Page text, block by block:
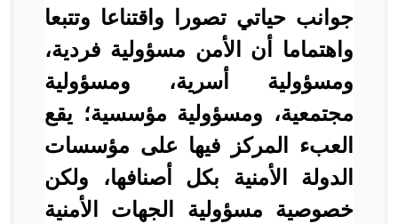
جوانب حياتي تصورا واقتناعا وتتبعا
واهتماما أن الأمن مسؤولية فردية،
ومسؤولية أسرية، ومسؤولية
مجتمعية، ومسؤولية مؤسسية؛ يقع
العبء المركز فيها على مؤسسات
الدولة الأمنية بكل أصنافها، ولكن
خصوصية مسؤولية الجهات الأمنية